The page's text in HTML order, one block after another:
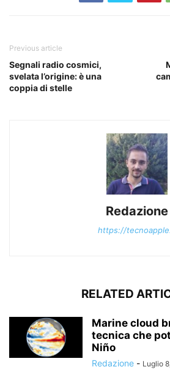
Previous article
Segnali radio cosmici,
svelata l’origine: è una
coppia di stelle
Redazione
https://
RELATED
Marine cloud
tecnica che
Niño
Redazione - Luglio